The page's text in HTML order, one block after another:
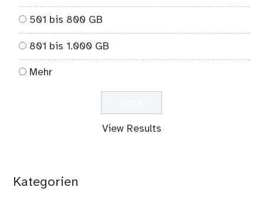
501 bis 800 GB
801 bis 1.000 GB
Mehr
View Results
Kategorien